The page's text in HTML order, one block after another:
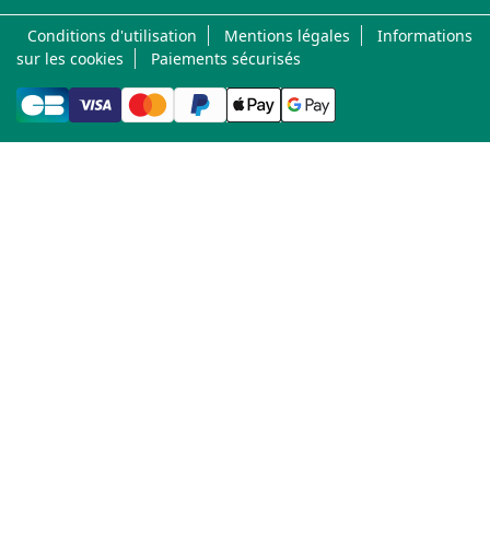
Conditions d'utilisation Mentions légales
Informations
sur les cookies
Paiements sécurisés